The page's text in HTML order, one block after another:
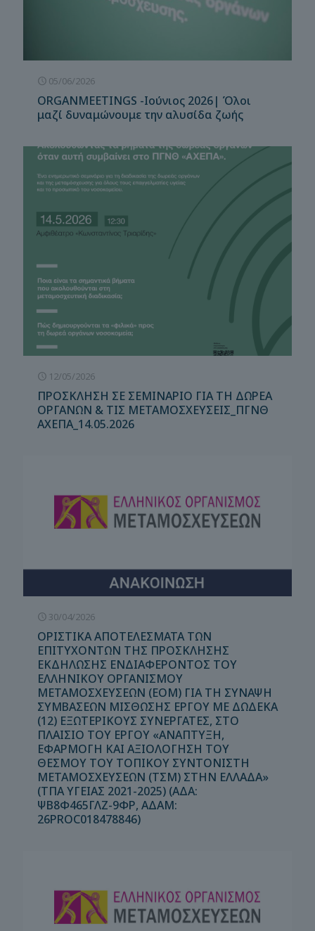
05/06/2026
ORGANMEETINGS -Ιούνιος 2026| Όλοι
μαζί δυναμώνουμε την αλυσίδα ζωής
12/05/2026
ΠΡΟΣΚΛΗΣΗ ΣΕ ΣΕΜΙΝΑΡΙΟ ΓΙΑ ΤΗ ΔΩΡΕΑ
ΟΡΓΑΝΩΝ & ΤΙΣ ΜΕΤΑΜΟΣΧΕΥΣΕΙΣ_ΠΓΝΘ
ΑΧΕΠΑ_14.05.2026
30/04/2026
ΟΡΙΣΤΙΚΑ ΑΠΟΤΕΛΕΣΜΑΤΑ ΤΩΝ
ΕΠΙΤΥΧΟΝΤΩΝ ΤΗΣ ΠΡΟΣΚΛΗΣΗΣ
ΕΚΔΗΛΩΣΗΣ ΕΝΔΙΑΦΕΡΟΝΤΟΣ ΤΟΥ
ΕΛΛΗΝΙΚΟΥ ΟΡΓΑΝΙΣΜΟΥ
ΜΕΤΑΜΟΣΧΕΥΣΕΩΝ (ΕΟΜ) ΓΙΑ ΤΗ ΣΥΝΑΨΗ
ΣΥΜΒΑΣΕΩΝ ΜΙΣΘΩΣΗΣ ΕΡΓΟΥ ΜΕ ΔΩΔΕΚΑ
(12) ΕΞΩΤΕΡΙΚΟΥΣ ΣΥΝΕΡΓΑΤΕΣ, ΣΤΟ
ΠΛΑΙΣΙΟ ΤΟΥ ΕΡΓΟΥ «ΑΝΑΠΤΥΞΗ,
ΕΦΑΡΜΟΓΗ ΚΑΙ ΑΞΙΟΛΟΓΗΣΗ ΤΟΥ
ΘΕΣΜΟΥ ΤΟΥ ΤΟΠΙΚΟΥ ΣΥΝΤΟΝΙΣΤΗ
ΜΕΤΑΜΟΣΧΕΥΣΕΩΝ (ΤΣΜ) ΣΤΗΝ ΕΛΛΑΔΑ»
(ΤΠΑ ΥΓΕΙΑΣ 2021-2025) (ΑΔΑ:
ΨΒ8Φ465ΓΛΖ-9ΦΡ, ΑΔΑΜ:
26PROC018478846)